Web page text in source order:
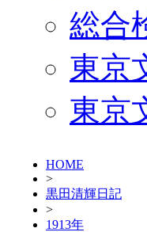
総合
東京
東京
HOME
>
黒田清輝日記
>
1913年